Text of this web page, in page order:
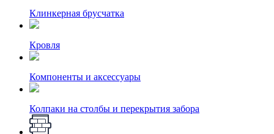
Клинкерная брусчатка
Кровля
Компоненты и аксессуары
Колпаки на столбы и перекрытия забора